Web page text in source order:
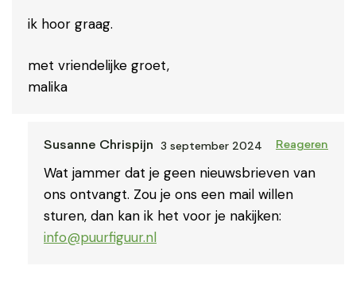
ik hoor graag.
met vriendelijke groet,
malika
Susanne Chrispijn 3 september 2024 Reageren
Wat jammer dat je geen nieuwsbrieven van
ons ontvangt. Zou je ons een mail willen
sturen, dan kan ik het voor je nakijken:
info@puurfiguur.nl